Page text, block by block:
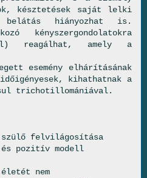
késztetések saját lelki
belátás hiányozhat is.
kényszergondolatokra
reagálhat, amely a
esemény elhárításának
kihathatnak a
trichotillomániával.
szülő felvilágosítása
és pozitív modell
nem